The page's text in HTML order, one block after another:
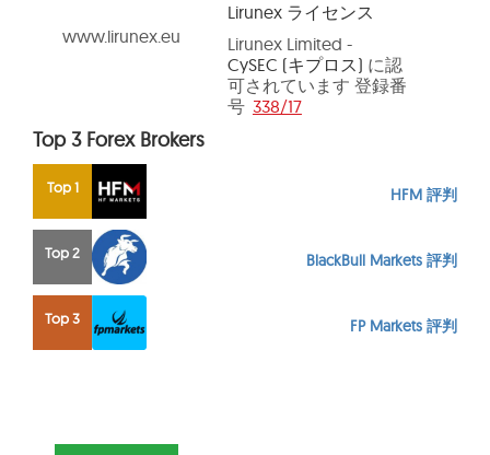
www.lirunex.eu
Lirunex ライセンス
Lirunex Limited -
CySEC (キプロス) に認
可されています 登録番
号 338/17
Top 3 Forex Brokers
Top 1 HFM 評判
Top 2 BlackBull Markets 評判
Top 3 FP Markets 評判